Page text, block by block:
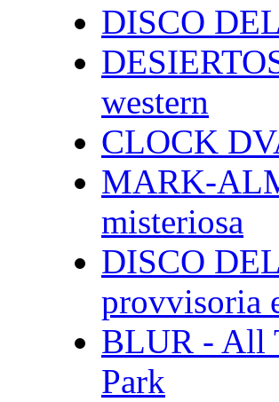
DISCO
western
CLOCK
MARK-
misteriosa
DISCO
provvisoria
BLUR - All
Park